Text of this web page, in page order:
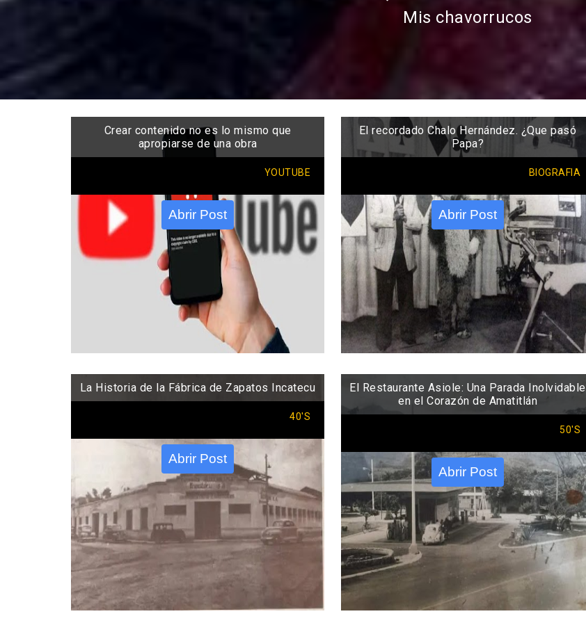
Mis chavorrucos
Crear contenido no es lo mismo que
apropiarse de una obra
YOUTUBE
Abrir Post
El recordado Chalo Hernández. ¿Que pasó
Papa?
BIOGRAFIA
Abrir Post
La Historia de la Fábrica de Zapatos Incatecu
40'S
Abrir Post
El Restaurante Asiole: Una Parada Inolvidable
en el Corazón de Amatitlán
50'S
Abrir Post